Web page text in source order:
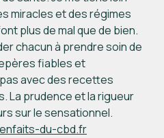
miracles et des régimes
plus de mal que de bien.
chacun à prendre soin de
fiables et
avec des recettes
La prudence et la rigueur
sur le sensationnel.
du-cbd.fr